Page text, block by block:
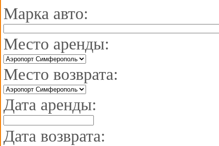
Почему стоит остановиться в Керчи
Черноморское и его живописные окрестности
Отзывы
Марка авто:
Место аренды:
Место возврата:
Дата аренды:
Дата возврата: